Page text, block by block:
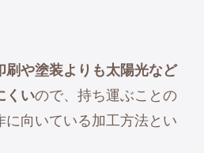
刷や塗装よりも太陽光など
くいので、持ち運ぶことの
に向いている加工方法とい